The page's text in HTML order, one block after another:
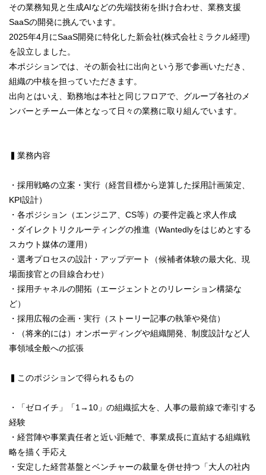
その業務知見と生成AIなどの先端技術を掛け合わせ、業務支援
SaaSの開発に挑んでいます。
2025年4月にSaaS開発に特化した新会社(株式会社ミラクル経理)
を設立しました。
本ポジションでは、その新会社に出向という形で参画いただき、
組織の中核を担っていただきます。
出向とはいえ、勤務地は本社と同じフロアで、グループ各社のメ
ンバーとチーム一体となって日々の業務に取り組んでいます。
▍業務内容
・採用戦略の立案・実行（経営目標から逆算した採用計画策定、
KPI設計）
・各ポジション（エンジニア、CS等）の要件定義と求人作成
・ダイレクトリクルーティングの推進（Wantedlyをはじめとする
スカウト媒体の運用）
・選考プロセスの設計・アップデート（候補者体験の最大化、現
場面接官との目線合わせ）
・採用チャネルの開拓（エージェントとのリレーション構築な
ど）
・採用広報の企画・実行（ストーリー記事の執筆や発信）
・（将来的には）オンボーディングや組織開発、制度設計など人
事領域全般への拡張
▍このポジションで得られるもの
・「ゼロイチ」「1→10」の組織拡大を、人事の最前線で牽引する
経験
・経営陣や事業責任者と近い距離で、事業成長に直結する組織戦
略を描く手応え
・安定した経営基盤とベンチャーの裁量を併せ持つ「大人の社内